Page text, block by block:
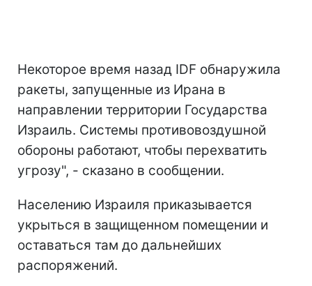
Некоторое время назад IDF обнаружила
ракеты, запущенные из Ирана в
направлении территории Государства
Израиль. Системы противовоздушной
обороны работают, чтобы перехватить
угрозу", - сказано в сообщении.
Населению Израиля приказывается
укрыться в защищенном помещении и
оставаться там до дальнейших
распоряжений.